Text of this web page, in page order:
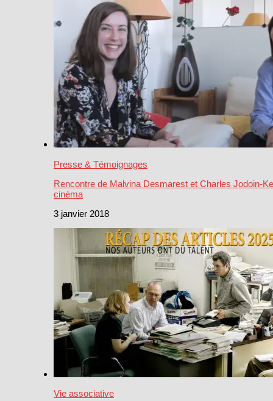
Presse & Témoignages
Rencontre de Malvina Desmarest et Charles Jodoin-
cinéma
3 janvier 2018
Vie associative